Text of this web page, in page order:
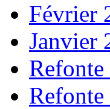
Février
Janvier
Refonte
Refonte